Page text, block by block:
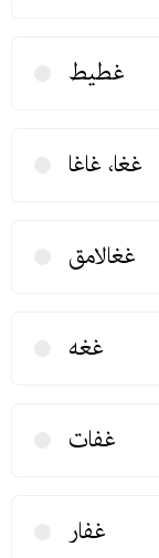
غطیط
غغا، غاغا
غغالامق
غغه
غفات
غفار